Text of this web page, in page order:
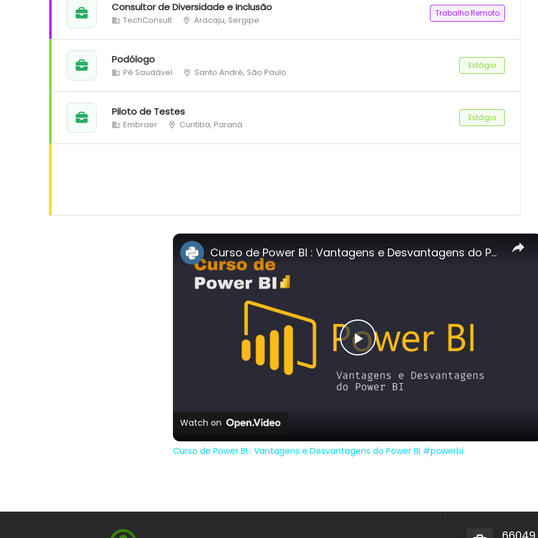
Consultor de Diversidade e Inclusão
TechConsult Aracaju, Sergipe
Trabalho Remoto
Podólogo
Pé Saudável Santo André, São Paulo
Estágio
Piloto de Testes
Embraer Curitiba, Paraná
Estágio
×
Play
Video
Curso de Power BI : Vantagens e Desvantagens do Power BI #powerbi
Watch on
Curso de Power BI : Vantagens e Desvantagens do Power BI #powerbi
66049